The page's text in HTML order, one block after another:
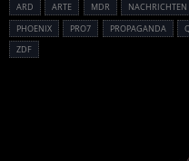
ARD ARTE MDR NACHRICHTEN
PHOENIX
PRO7 PROPAGANDA
ZDF